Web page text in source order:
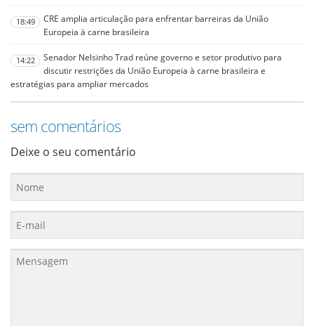
18:49
CRE amplia articulação para enfrentar barreiras da União
Europeia à carne brasileira
14:22
Senador Nelsinho Trad reúne governo e setor produtivo para
discutir restrições da União Europeia à carne brasileira e
estratégias para ampliar mercados
sem comentários
Deixe o seu comentário